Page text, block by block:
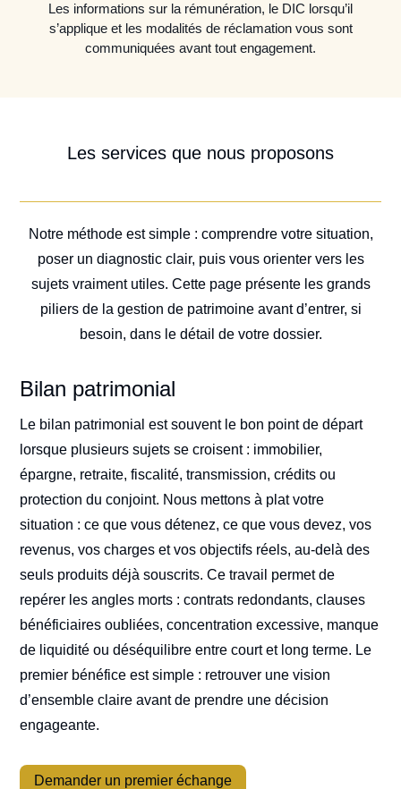
Les informations sur la rémunération, le DIC lorsqu’il
s’applique et les modalités de réclamation vous sont
communiquées avant tout engagement.
Les services que nous proposons
Notre méthode est simple : comprendre votre situation,
poser un diagnostic clair, puis vous orienter vers les
sujets vraiment utiles. Cette page présente les grands
piliers de la gestion de patrimoine avant d’entrer, si
besoin, dans le détail de votre dossier.
Bilan patrimonial
Le bilan patrimonial est souvent le bon point de départ
lorsque plusieurs sujets se croisent : immobilier,
épargne, retraite, fiscalité, transmission, crédits ou
protection du conjoint. Nous mettons à plat votre
situation : ce que vous détenez, ce que vous devez, vos
revenus, vos charges et vos objectifs réels, au-delà des
seuls produits déjà souscrits. Ce travail permet de
repérer les angles morts : contrats redondants, clauses
bénéficiaires oubliées, concentration excessive, manque
de liquidité ou déséquilibre entre court et long terme. Le
premier bénéfice est simple : retrouver une vision
d’ensemble claire avant de prendre une décision
engageante.
Demander un premier échange